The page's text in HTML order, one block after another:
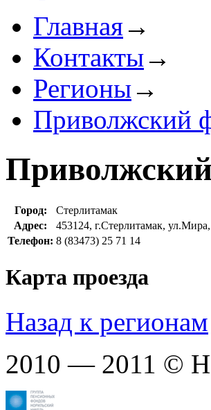
Главная→
Контакты→
Регионы→
Приволжский
Город:
Стерлитамак
Адрес:
453124, г.Стерлитамак,
Телефон: 8 (83473) 25 71 14
Карта проезда
Назад к регионам
2010 — 2011 ©